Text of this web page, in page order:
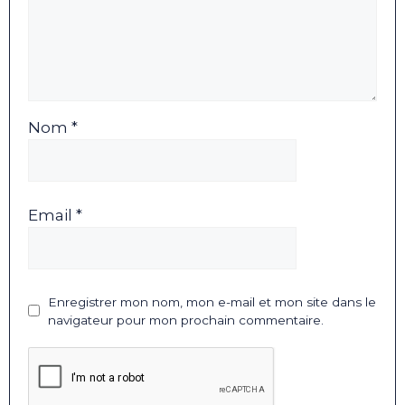
Nom *
Email *
Enregistrer mon nom, mon e-mail et mon site dans le
navigateur pour mon prochain commentaire.